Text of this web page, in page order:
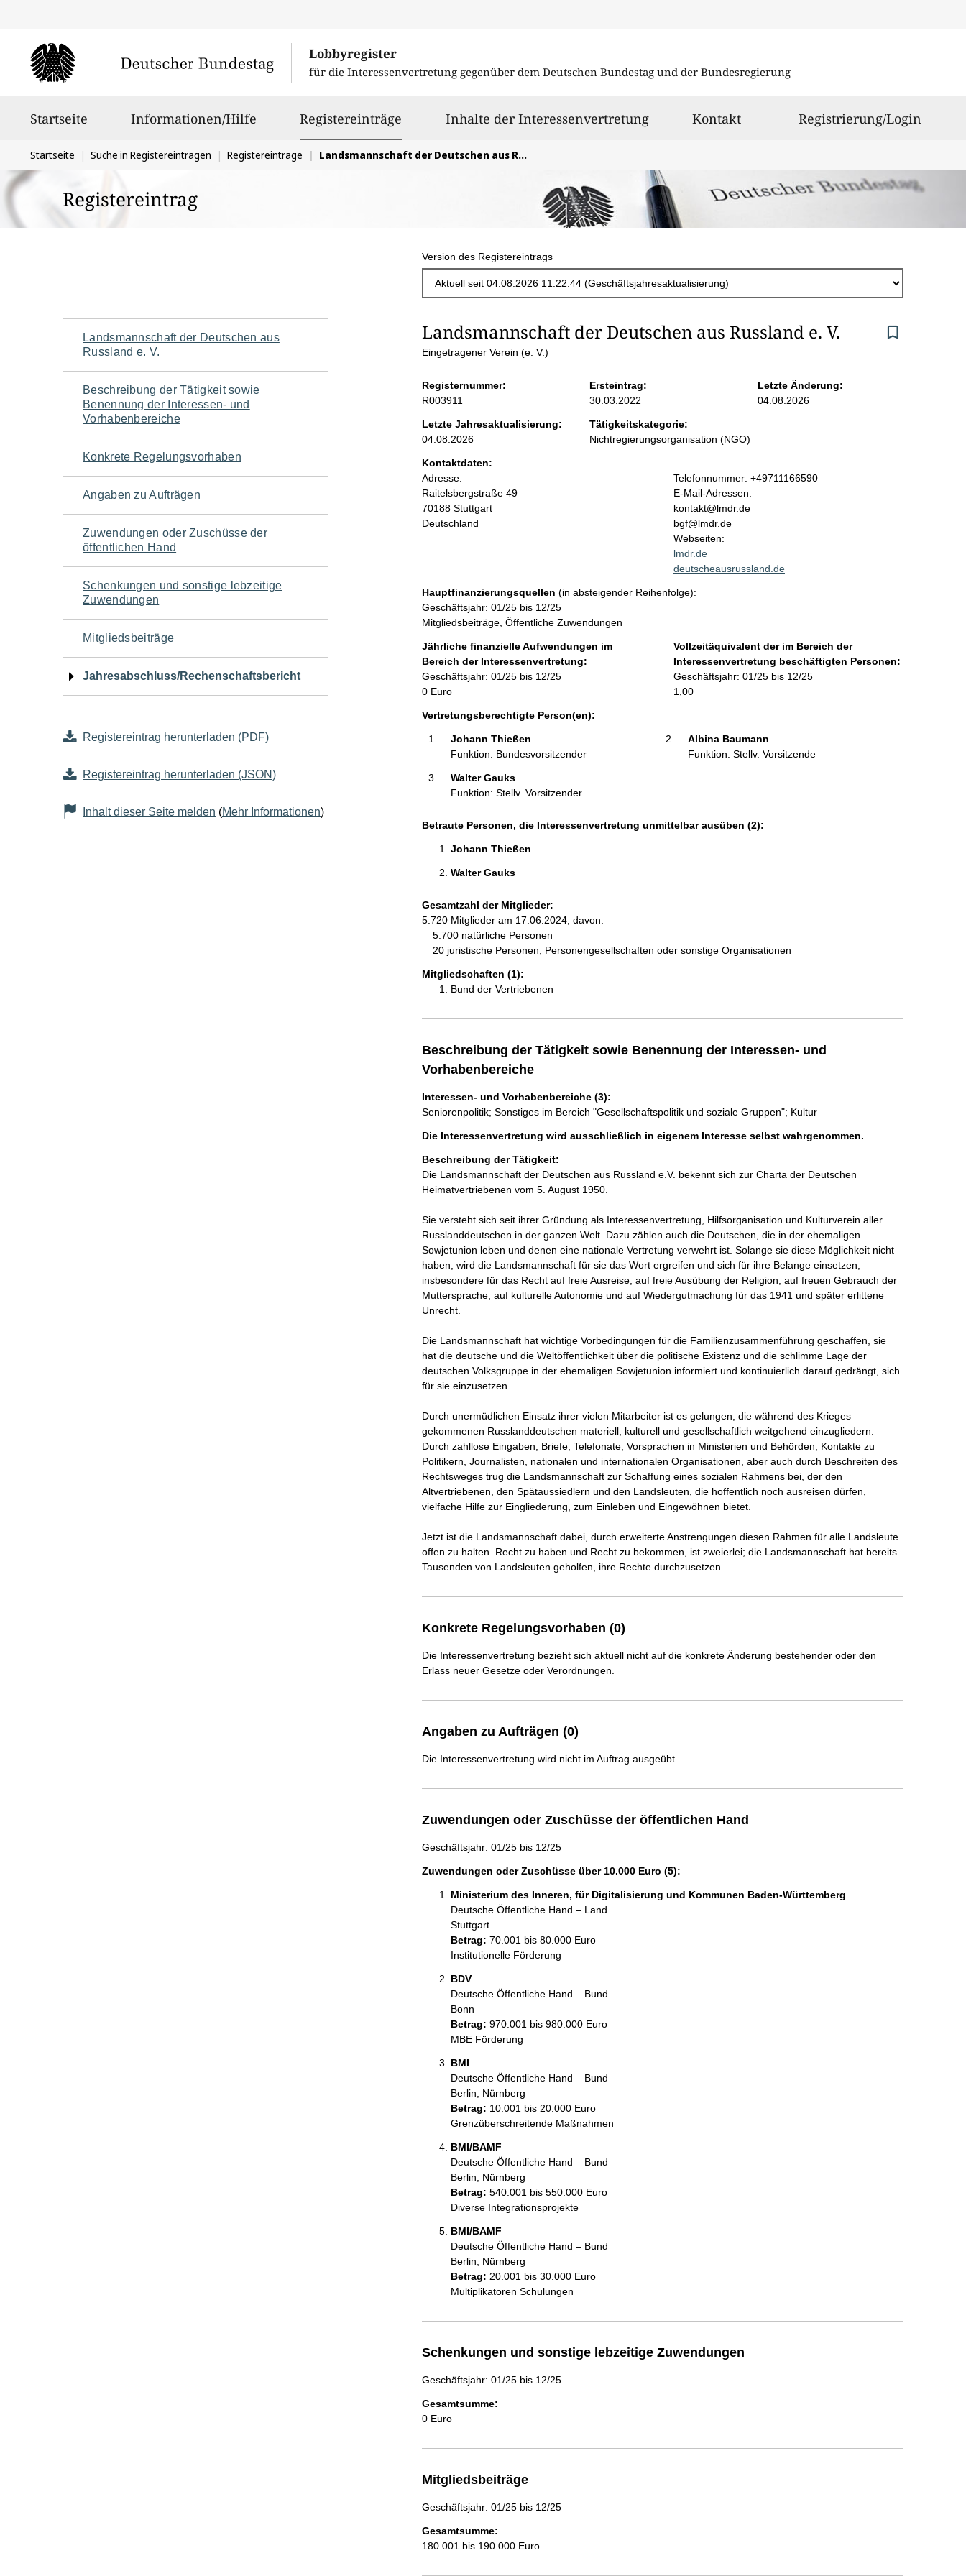
Lobbyregister
für die Interessenvertretung gegenüber dem Deutschen Bundestag und der Bundesregierung
Startseite Informationen/Hilfe Registereinträge ausgewähltInhalte der Interessenvertretung Kontakt Registrierung/Login
Sie
befinden
sich
hier:
Startseite Suche in Registereinträgen Registereinträge Landsmannschaft der Deutschen aus Russland e. V.
Registereintrag
Version des Registereintrags
Navigation
für
den
Seiteninhalt
Landsmannschaft der Deutschen aus
Russland e. V.
Beschreibung der Tätigkeit sowie
Benennung der Interessen- und
Vorhabenbereiche
Konkrete Regelungsvorhaben
Angaben zu Aufträgen
Zuwendungen oder Zuschüsse der
öffentlichen Hand
Schenkungen und sonstige lebzeitige
Zuwendungen
Mitgliedsbeiträge
Jahresabschluss/Rechenschaftsbericht
Registereintrag herunterladen (PDF)
Registereintrag herunterladen (JSON)
Inhalt dieser Seite melden (Mehr Informationen)
S
i
t
e
n
n
h
a
l
t
Landsmannschaft der Deutschen aus Russland e. V.
Eingetragener Verein (e. V.)
Registernummer:
R003911
Ersteintrag:
30.03.2022
Letzte Änderung:
04.08.2026
Letzte Jahresaktualisierung:
04.08.2026
Tätigkeitskategorie:
Nichtregierungsorganisation (NGO)
Kontaktdaten:
Adresse:
Raitelsbergstraße 49
70188 Stuttgart
Deutschland
K
o
n
t
a
k
t
n
r
m
a
t
Telefonnummer: +49711166590
E-Mail-Adressen:
kontakt@lmdr.de
bgf@lmdr.de
Webseiten:
lmdr.de
deutscheausrussland.de
Hauptfinanzierungsquellen (in absteigender Reihenfolge):
Geschäftsjahr: 01/25 bis 12/25
Mitgliedsbeiträge, Öffentliche Zuwendungen
Jährliche finanzielle Aufwendungen im
Bereich der Interessenvertretung:
Geschäftsjahr: 01/25 bis 12/25
0 Euro
Vollzeitäquivalent der im Bereich der
Interessenvertretung beschäftigten Personen:
Geschäftsjahr: 01/25 bis 12/25
1,00
Vertretungsberechtigte Person(en):
Johann Thießen
Funktion: Bundesvorsitzender
Albina Baumann
Funktion: Stellv. Vorsitzende
Walter Gauks
Funktion: Stellv. Vorsitzender
Betraute Personen, die Interessenvertretung unmittelbar ausüben (2):
Johann Thießen
Walter Gauks
Gesamtzahl der Mitglieder:
5.720 Mitglieder am 17.06.2024, davon:
5.700 natürliche Personen
20 juristische Personen, Personengesellschaften oder sonstige Organisationen
Mitgliedschaften (1):
Bund der Vertriebenen
Beschreibung der Tätigkeit sowie Benennung der Interessen- und
Vorhabenbereiche
Interessen- und Vorhabenbereiche (3):
Seniorenpolitik; Sonstiges im Bereich "Gesellschaftspolitik und soziale Gruppen"; Kultur
Die Interessenvertretung wird ausschließlich in eigenem Interesse selbst wahrgenommen.
Beschreibung der Tätigkeit:
Die Landsmannschaft der Deutschen aus Russland e.V. bekennt sich zur Charta der Deutschen
Heimatvertriebenen vom 5. August 1950.
Sie versteht sich seit ihrer Gründung als Interessenvertretung, Hilfsorganisation und Kulturverein aller
Russlanddeutschen in der ganzen Welt. Dazu zählen auch die Deutschen, die in der ehemaligen
Sowjetunion leben und denen eine nationale Vertretung verwehrt ist. Solange sie diese Möglichkeit nicht
haben, wird die Landsmannschaft für sie das Wort ergreifen und sich für ihre Belange einsetzen,
insbesondere für das Recht auf freie Ausreise, auf freie Ausübung der Religion, auf freuen Gebrauch der
Muttersprache, auf kulturelle Autonomie und auf Wiedergutmachung für das 1941 und später erlittene
Unrecht.
Die Landsmannschaft hat wichtige Vorbedingungen für die Familienzusammenführung geschaffen, sie
hat die deutsche und die Weltöffentlichkeit über die politische Existenz und die schlimme Lage der
deutschen Volksgruppe in der ehemaligen Sowjetunion informiert und kontinuierlich darauf gedrängt, sich
für sie einzusetzen.
Durch unermüdlichen Einsatz ihrer vielen Mitarbeiter ist es gelungen, die während des Krieges
gekommenen Russlanddeutschen materiell, kulturell und gesellschaftlich weitgehend einzugliedern.
Durch zahllose Eingaben, Briefe, Telefonate, Vorsprachen in Ministerien und Behörden, Kontakte zu
Politikern, Journalisten, nationalen und internationalen Organisationen, aber auch durch Beschreiten des
Rechtsweges trug die Landsmannschaft zur Schaffung eines sozialen Rahmens bei, der den
Altvertriebenen, den Spätaussiedlern und den Landsleuten, die hoffentlich noch ausreisen dürfen,
vielfache Hilfe zur Eingliederung, zum Einleben und Eingewöhnen bietet.
Jetzt ist die Landsmannschaft dabei, durch erweiterte Anstrengungen diesen Rahmen für alle Landsleute
offen zu halten. Recht zu haben und Recht zu bekommen, ist zweierlei; die Landsmannschaft hat bereits
Tausenden von Landsleuten geholfen, ihre Rechte durchzusetzen.
Konkrete Regelungsvorhaben (0)
Die Interessenvertretung bezieht sich aktuell nicht auf die konkrete Änderung bestehender oder den
Erlass neuer Gesetze oder Verordnungen.
Angaben zu Aufträgen (0)
Die Interessenvertretung wird nicht im Auftrag ausgeübt.
Zuwendungen oder Zuschüsse der öffentlichen Hand
Geschäftsjahr: 01/25 bis 12/25
Zuwendungen oder Zuschüsse über 10.000 Euro (5):
Ministerium des Inneren, für Digitalisierung und Kommunen Baden-Württemberg
Deutsche Öffentliche Hand – Land
Stuttgart
Betrag: 70.001 bis 80.000 Euro
Institutionelle Förderung
BDV
Deutsche Öffentliche Hand – Bund
Bonn
Betrag: 970.001 bis 980.000 Euro
MBE Förderung
BMI
Deutsche Öffentliche Hand – Bund
Berlin, Nürnberg
Betrag: 10.001 bis 20.000 Euro
Grenzüberschreitende Maßnahmen
BMI/BAMF
Deutsche Öffentliche Hand – Bund
Berlin, Nürnberg
Betrag: 540.001 bis 550.000 Euro
Diverse Integrationsprojekte
BMI/BAMF
Deutsche Öffentliche Hand – Bund
Berlin, Nürnberg
Betrag: 20.001 bis 30.000 Euro
Multiplikatoren Schulungen
Schenkungen und sonstige lebzeitige Zuwendungen
Geschäftsjahr: 01/25 bis 12/25
Gesamtsumme:
0 Euro
Mitgliedsbeiträge
Geschäftsjahr: 01/25 bis 12/25
Gesamtsumme:
180.001 bis 190.000 Euro